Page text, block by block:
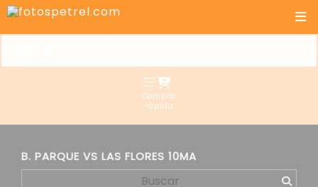
Compra
rápida
B. PARQUE VS LAS FLORES 10MA